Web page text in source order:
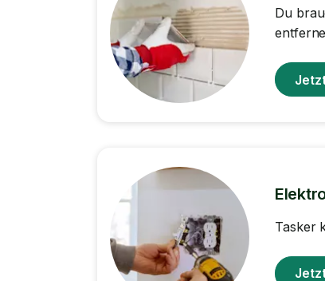
Du
Tasker